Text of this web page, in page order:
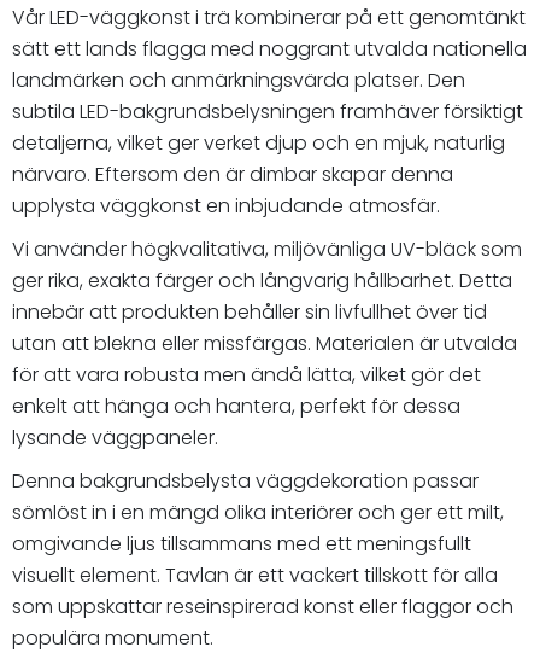
Vår LED-väggkonst i trä kombinerar på ett genomtänkt
sätt ett lands flagga med noggrant utvalda nationella
landmärken och anmärkningsvärda platser. Den
subtila LED-bakgrundsbelysningen framhäver försiktigt
detaljerna, vilket ger verket djup och en mjuk, naturlig
närvaro. Eftersom den är dimbar skapar denna
upplysta väggkonst en inbjudande atmosfär.
Vi använder högkvalitativa, miljövänliga UV-bläck som
ger rika, exakta färger och långvarig hållbarhet. Detta
innebär att produkten behåller sin livfullhet över tid
utan att blekna eller missfärgas. Materialen är utvalda
för att vara robusta men ändå lätta, vilket gör det
enkelt att hänga och hantera, perfekt för dessa
lysande väggpaneler.
Denna bakgrundsbelysta väggdekoration passar
sömlöst in i en mängd olika interiörer och ger ett milt,
omgivande ljus tillsammans med ett meningsfullt
visuellt element. Tavlan är ett vackert tillskott för alla
som uppskattar reseinspirerad konst eller flaggor och
populära monument.